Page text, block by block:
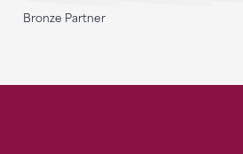
Bronze Partner